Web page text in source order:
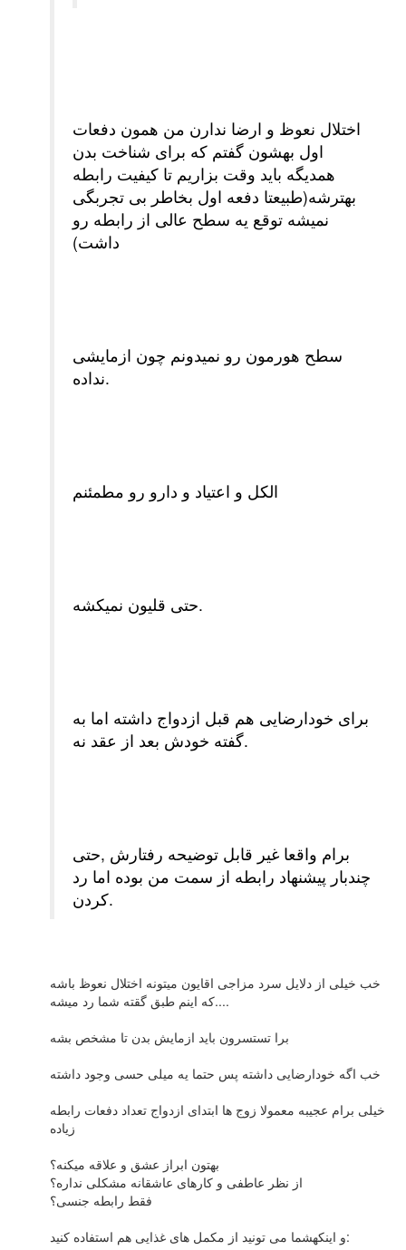
اختلال نعوظ و ارضا ندارن من همون دفعات
اول بهشون گفتم که برای شناخت بدن
همدیگه باید وقت بزاریم تا کیفیت رابطه
بهترشه(طبیعتا دفعه اول بخاطر بی تجربگی
نمیشه توقع یه سطح عالی از رابطه رو
داشت)
سطح هورمون رو نمیدونم چون ازمایشی
نداده.
الکل و اعتیاد و دارو رو مطمئنم
حتی قلیون نمیکشه.
برای خودارضایی هم قبل ازدواج داشته اما به
گفته خودش بعد از عقد نه.
برام واقعا غیر قابل توضیحه رفتارش ,حتی
چندبار پیشنهاد رابطه از سمت من بوده اما رد
کردن.
خب خیلی از دلایل سرد مزاجی اقایون میتونه اختلال نعوظ باشه
که اینم طبق گقته شما رد میشه....
برا تستسرون باید ازمایش بدن تا مشخص بشه
خب اگه خودارضایی داشته پس حتما یه میلی حسی وجود داشته
خیلی برام عجیبه معمولا زوج ها ابتدای ازدواج تعداد دفعات رابطه
زیاده
بهتون ابراز عشق و علاقه میکنه؟
از نظر عاطفی و کارهای عاشقانه مشکلی نداره؟
فقط رابطه جنسی؟
و اینکهشما می تونید از مکمل های غذایی هم استفاده کنید: